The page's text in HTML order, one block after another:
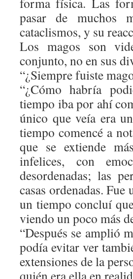
pasar de muchos
cataclismos, y su
Los magos son
conjunto, no en sus
“¿Siempre fuiste
“¿Cómo habría
tiempo iba por ahí
único que veía era
tiempo comencé a
que se extiende
infelices, con
desordenadas; las
casas ordenadas.
un tiempo concluí
viendo un poco más
“Después se amplió
podía evitar ver
extensiones de la
quién era ella en